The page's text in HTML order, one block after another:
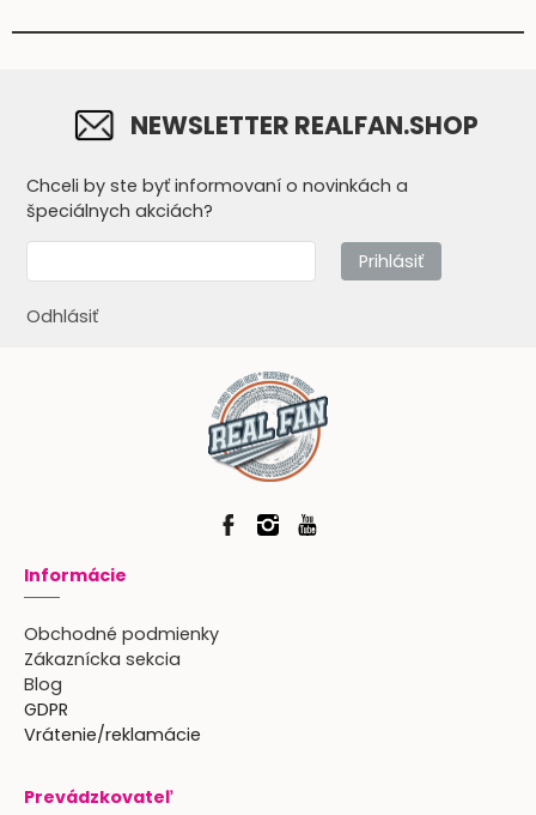
NEWSLETTER REALFAN.SHOP
Chceli by ste byť informovaní o novinkách a
špeciálnych akciách?
Prihlásiť
Odhlásiť
Informácie
Obchodné podmienky
Zákaznícka sekcia
Blog
GDPR
Vrátenie/reklamácie
Prevádzkovateľ